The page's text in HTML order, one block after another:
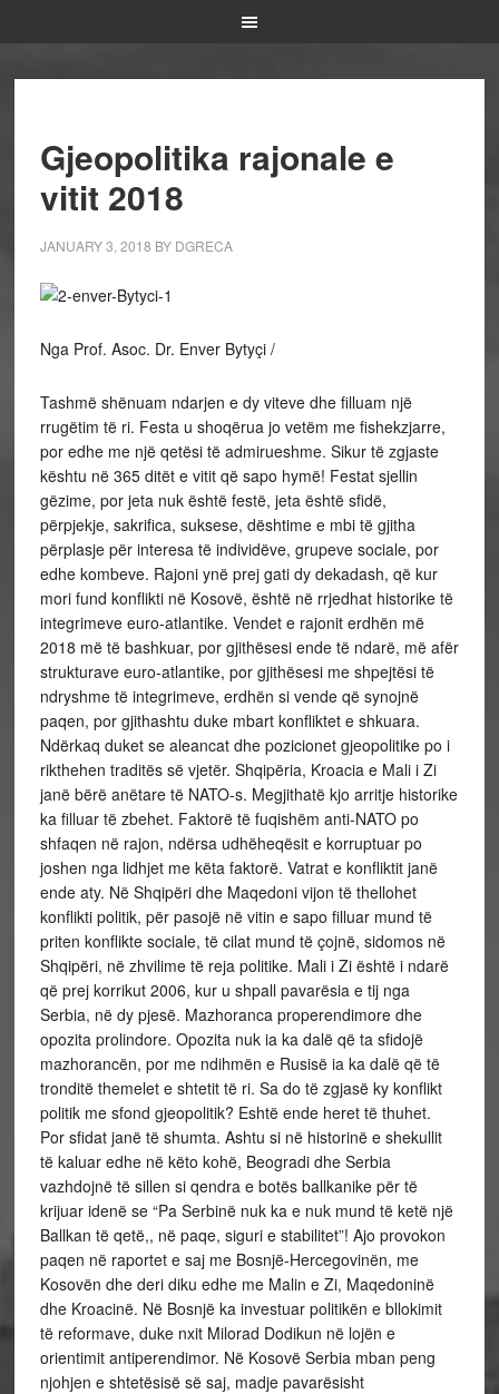
Gjeopolitika rajonale e
vitit 2018
JANUARY 3, 2018 BY DGRECA
Nga Prof. Asoc. Dr. Enver Bytyçi /
Tashmë shënuam ndarjen e dy viteve dhe filluam një
rrugëtim të ri. Festa u shoqërua jo vetëm me fishekzjarre,
por edhe me një qetësi të admirueshme. Sikur të zgjaste
kështu në 365 ditët e vitit që sapo hymë! Festat sjellin
gëzime, por jeta nuk është festë, jeta është sfidë,
përpjekje, sakrifica, suksese, dështime e mbi të gjitha
përplasje për interesa të individëve, grupeve sociale, por
edhe kombeve. Rajoni ynë prej gati dy dekadash, që kur
mori fund konflikti në Kosovë, është në rrjedhat historike të
integrimeve euro-atlantike. Vendet e rajonit erdhën më
2018 më të bashkuar, por gjithësesi ende të ndarë, më afër
strukturave euro-atlantike, por gjithësesi me shpejtësi të
ndryshme të integrimeve, erdhën si vende që synojnë
paqen, por gjithashtu duke mbart konfliktet e shkuara.
Ndërkaq duket se aleancat dhe pozicionet gjeopolitike po i
rikthehen traditës së vjetër. Shqipëria, Kroacia e Mali i Zi
janë bërë anëtare të NATO-s. Megjithatë kjo arritje historike
ka filluar të zbehet. Faktorë të fuqishëm anti-NATO po
shfaqen në rajon, ndërsa udhëheqësit e korruptuar po
joshen nga lidhjet me këta faktorë. Vatrat e konfliktit janë
ende aty. Në Shqipëri dhe Maqedoni vijon të thellohet
konflikti politik, për pasojë në vitin e sapo filluar mund të
priten konflikte sociale, të cilat mund të çojnë, sidomos në
Shqipëri, në zhvilime të reja politike. Mali i Zi është i ndarë
që prej korrikut 2006, kur u shpall pavarësia e tij nga
Serbia, në dy pjesë. Mazhoranca properendimore dhe
opozita prolindore. Opozita nuk ia ka dalë që ta sfidojë
mazhorancën, por me ndihmën e Rusisë ia ka dalë që të
tronditë themelet e shtetit të ri. Sa do të zgjasë ky konflikt
politik me sfond gjeopolitik? Eshtë ende heret të thuhet.
Por sfidat janë të shumta. Ashtu si në historinë e shekullit
të kaluar edhe në këto kohë, Beogradi dhe Serbia
vazhdojnë të sillen si qendra e botës ballkanike për të
krijuar idenë se “Pa Serbinë nuk ka e nuk mund të ketë një
Ballkan të qetë,, në paqe, siguri e stabilitet”! Ajo provokon
paqen në raportet e saj me Bosnjë-Hercegovinën, me
Kosovën dhe deri diku edhe me Malin e Zi, Maqedoninë
dhe Kroacinë. Në Bosnjë ka investuar politikën e bllokimit
të reformave, duke nxit Milorad Dodikun në lojën e
orientimit antiperendimor. Në Kosovë Serbia mban peng
njohjen e shtetësisë së saj, madje pavarësisht